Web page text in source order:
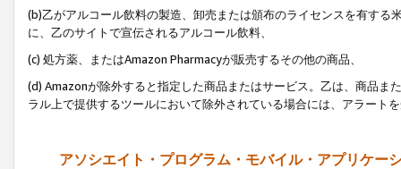
(b)乙がアルコール飲料の製造、卸売または頒布のライセンスを有す
に、乙のサイトで宣伝されるアルコール飲料、
(c) 処方薬、またはAmazon Pharmacyが販売するその他の商品、
(d) Amazonが除外すると指定した商品またはサービス。乙は、商品ま
ラル上で提供するツールにおいて除外されている場合には、アラート
アソシエイト・プログラム・モバイル・アプリケー